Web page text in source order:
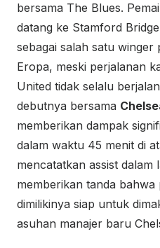
bersama The Blues.
datang ke Stamford
sebagai salah satu winger
Eropa, meski perjalanan
United tidak selalu
debutnya bersama
memberikan dampak
dalam waktu 45 menit di
mencatatkan assist dalam
memberikan tanda
dimilikinya siap untuk
asuhan manajer baru